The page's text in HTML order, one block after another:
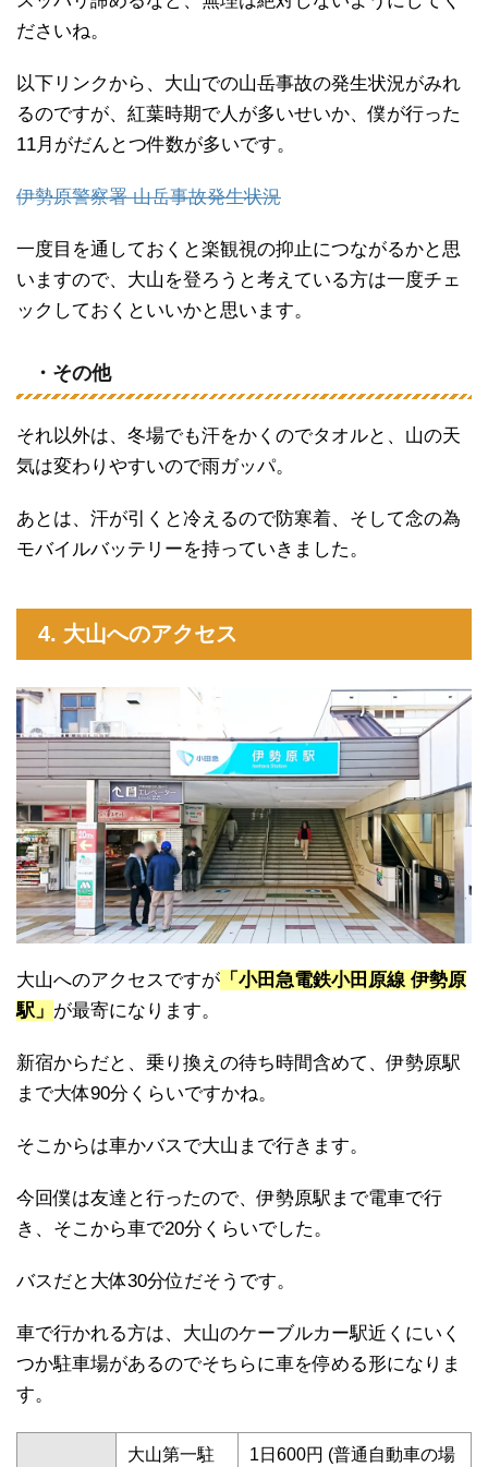
ださいね。
以下リンクから、大山での山岳事故の発生状況がみれ
るのですが、紅葉時期で人が多いせいか、僕が行った
11月がだんとつ件数が多いです。
伊勢原警察署 山岳事故発生状況
一度目を通しておくと楽観視の抑止につながるかと思
いますので、大山を登ろうと考えている方は一度チェ
ックしておくといいかと思います。
・その他
それ以外は、冬場でも汗をかくのでタオルと、山の天
気は変わりやすいので雨ガッパ。
あとは、汗が引くと冷えるので防寒着、そして念の為
モバイルバッテリーを持っていきました。
4. 大山へのアクセス
大山へのアクセスですが 「小田急電鉄小田原線 伊勢原
駅」 が最寄になります。
新宿からだと、乗り換えの待ち時間含めて、伊勢原駅
まで大体90分くらいですかね。
そこからは車かバスで大山まで行きます。
今回僕は友達と行ったので、伊勢原駅まで電車で行
き、そこから車で20分くらいでした。
バスだと大体30分位だそうです。
車で行かれる方は、大山のケーブルカー駅近くにいく
つか駐車場があるのでそちらに車を停める形になりま
す。
大山第一駐
1日600円 (普通自動車の場